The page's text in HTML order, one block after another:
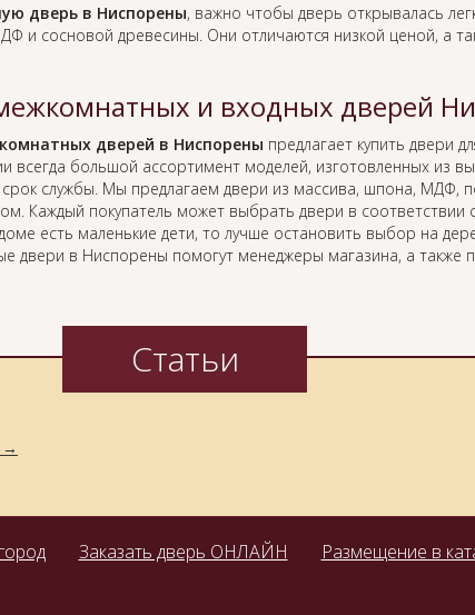
дверь в Ниспорены, важно чтобы дверь открывалась
и сосновой древесины. Они отличаются низкой ценой, а
и входных дверей
дверей в Ниспорены предлагает купить двери
большой ассортимент моделей, изготовленных из
службы. Мы предлагаем двери из массива, шпона, МДФ,
Каждый покупатель может выбрать двери в соответствии
есть маленькие дети, то лучше остановить выбор на
двери в Ниспорены помогут менеджеры магазина, а также
Статьи
Заказать дверь ОНЛАЙН Размещение в